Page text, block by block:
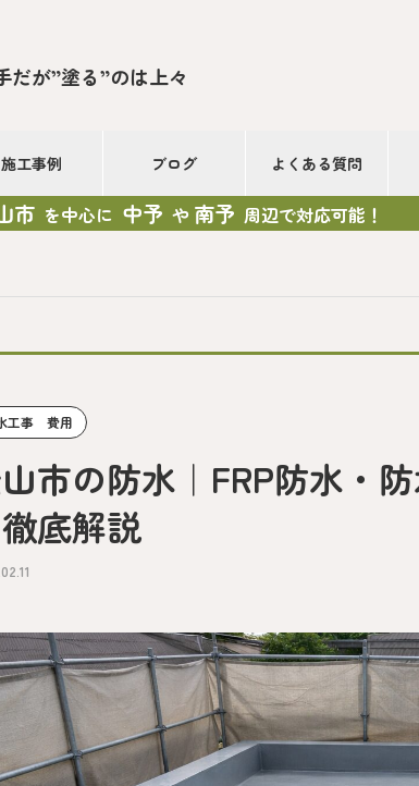
だが”塗る”のは上々
施工事例 ブログ よくある質問
市 を中心に 中予 や 南予 周辺で対応可能！
工事 費用
市の防水｜FRP防水・
底解説